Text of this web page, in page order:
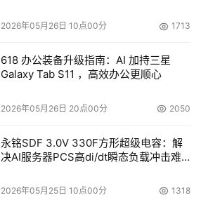
2026年05月26日 10点00分 1713
618 办公装备升级指南：AI 加持三星
Galaxy Tab S11 ，高效办公更顺心
2026年05月26日 20点00分 2050
永铭SDF 3.0V 330F方形超级电容：解
决AI服务器PCS高di/dt瞬态负载冲击难
2026年05月25日 10点00分 1318